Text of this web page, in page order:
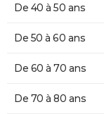
De 40 à 50 ans
De 50 à 60 ans
De 60 à 70 ans
De 70 à 80 ans